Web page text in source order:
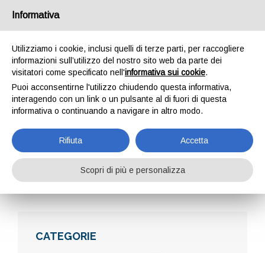
B&B ROMA CENTRO
Aziende B&B Roma Centro
CATEGORIE
Informativa
Utilizziamo i cookie, inclusi quelli di terze parti, per raccogliere
informazioni sull’utilizzo del nostro sito web da parte dei
visitatori come specificato nell'informativa sui cookie.
Puoi acconsentirne l'utilizzo chiudendo questa informativa,
interagendo con un link o un pulsante al di fuori di questa
informativa o continuando a navigare in altro modo.
Rifiuta Accetta
Scopri di più e personalizza